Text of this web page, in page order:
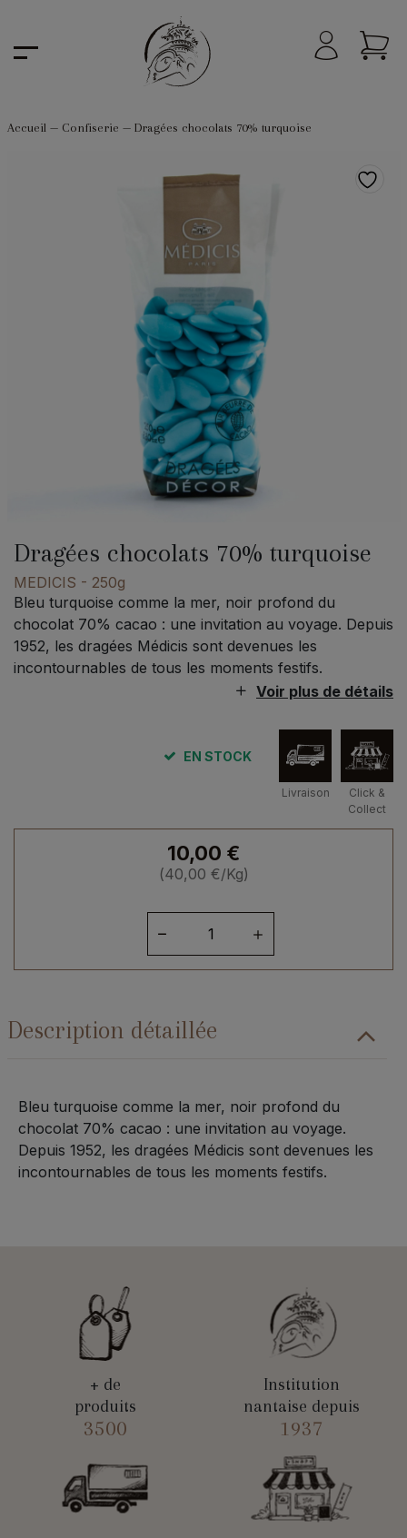
Accueil— Confiserie — Dragées chocolats 70% turquoise
Dragées chocolats 70% turquoise
MEDICIS - 250g
Bleu turquoise comme la mer, noir profond du
chocolat 70% cacao : une invitation au voyage. Depuis
1952, les dragées Médicis sont devenues les
incontournables de tous les moments festifs.
Voir plus de détails
EN STOCK
Livraison
Click &
Collect
10,00 €
(40,00 €/Kg)
Dragées
turquoise
Description détaillée
Bleu turquoise comme la mer, noir profond du
chocolat 70% cacao : une invitation au voyage.
Depuis 1952, les dragées Médicis sont devenues les
incontournables de tous les moments festifs.
+ de
produits
3500
Institution
nantaise depuis
1937